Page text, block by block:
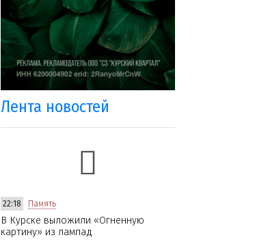
Лента новостей
22:18 Память
В Курске выложили «Огненную
картину» из лампад